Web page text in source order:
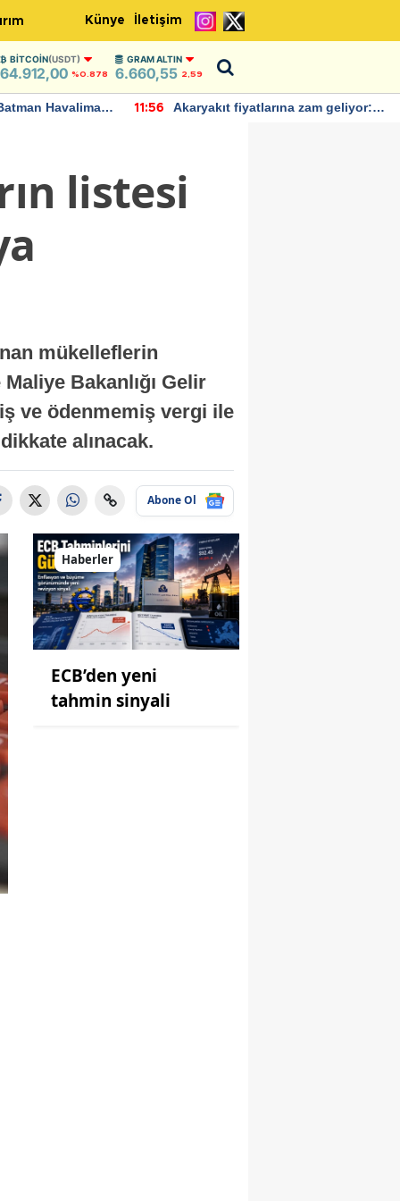
Künye İletişim
BITCOIN(USDT)
64.912,00 %0.878
GRAM ALTIN
6.660,55 2,59
Havalimanı
11:56
Akaryakıt fiyatlarına zam geliyor:
listesi
mükelleflerin
Bakanlığı Gelir
ve ödenmemiş vergi ile
alınacak.
Abone Ol
Haberler
ECB’den yeni
tahmin sinyali